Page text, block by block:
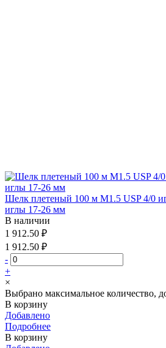
Шелк плетеный 100 м М1.5 USP 4/0
иглы 17-26 мм
В наличии
1 912.50 ₽
1 912.50 ₽
-
+
×
Выбрано максимальное количество,
В корзину
Добавлено
Подробнее
В корзину